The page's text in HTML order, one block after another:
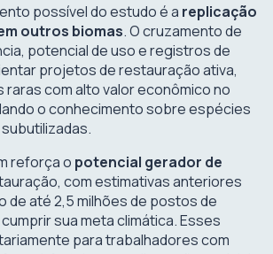
possível do estudo é a replicação
outros biomas. O cruzamento de
potencial de uso e registros de
projetos de restauração ativa,
raras com alto valor econômico no
o conhecimento sobre espécies
reforça o potencial gerador de
com estimativas anteriores
de até 2,5 milhões de postos de
sua meta climática. Esses
para trabalhadores com